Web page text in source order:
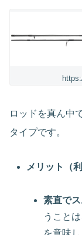
ロッドを真ん中
タイプです。
メリット（利
素直で
うこと
を意味